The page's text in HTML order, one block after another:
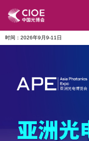
时间：2026年9月9-11日
展会主题
观众服务